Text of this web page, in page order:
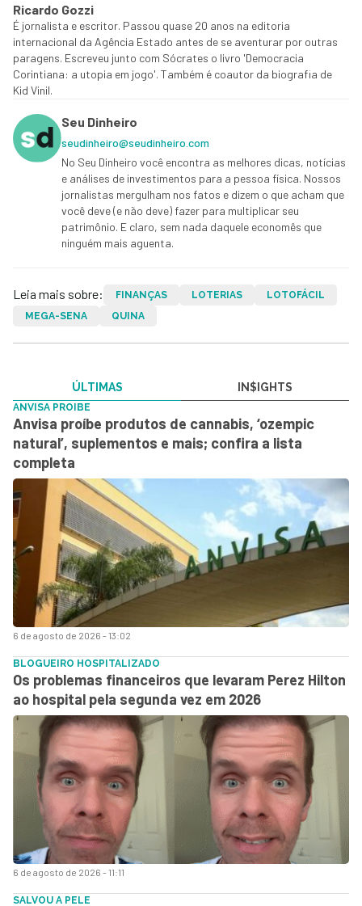
Ricardo Gozzi
É jornalista e escritor. Passou quase 20 anos na editoria
internacional da Agência Estado antes de se aventurar por outras
paragens. Escreveu junto com Sócrates o livro 'Democracia
Corintiana: a utopia em jogo'. Também é coautor da biografia de
Kid Vinil.
Seu Dinheiro
seudinheiro@seudinheiro.com
No Seu Dinheiro você encontra as melhores dicas, notícias
e análises de investimentos para a pessoa física. Nossos
jornalistas mergulham nos fatos e dizem o que acham que
você deve (e não deve) fazer para multiplicar seu
patrimônio. E claro, sem nada daquele economês que
ninguém mais aguenta.
Leia mais sobre: FINANÇAS LOTERIAS
LOTOFÁCIL
MEGA-SENA
QUINA
ÚLTIMAS IN$IGHTS
6 de agosto de 2026 - 13:02
ANVISA PROIBE
Anvisa proíbe produtos de cannabis, ‘ozempic
natural’, suplementos e mais; confira a lista
completa
6 de agosto de 2026 - 11:11
BLOGUEIRO HOSPITALIZADO
Os problemas financeiros que levaram Perez Hilton
ao hospital pela segunda vez em 2026
SALVOU A PELE